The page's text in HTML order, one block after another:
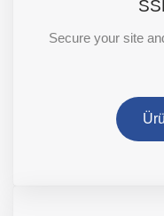
Secure your site